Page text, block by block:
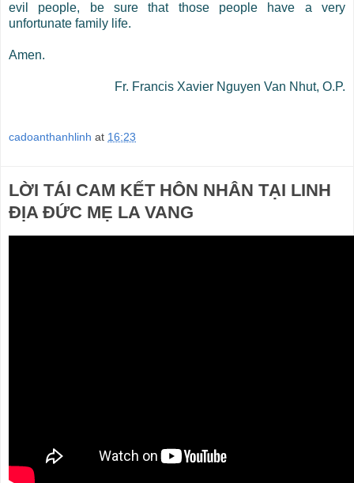
evil people, be sure that those people have a very
unfortunate family life.
Amen.
Fr. Francis Xavier Nguyen Van Nhut, O.P.
cadoanthanhlinh at 16:23
LỜI TÁI CAM KẾT HÔN NHÂN TẠI LINH
ĐỊA ĐỨC MẸ LA VANG